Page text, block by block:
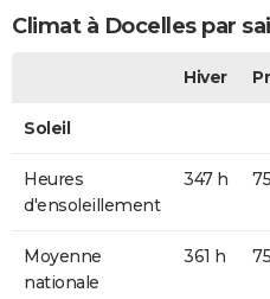
Climat à Docelles par
Hiver
Soleil
Heures
d'ensoleillement
347 h
Moyenne
nationale
361 h